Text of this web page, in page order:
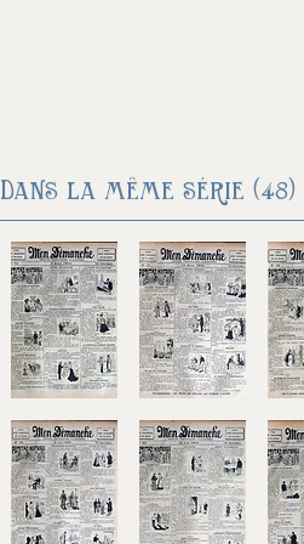
Dans la même série (48)